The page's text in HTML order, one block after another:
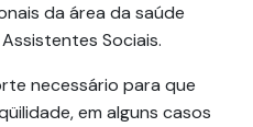
da área da saúde
Sociais.
necessário para que
em alguns casos